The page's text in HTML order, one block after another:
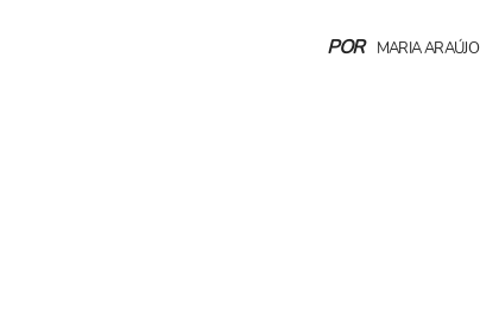
POR MARIA ARAÚJO